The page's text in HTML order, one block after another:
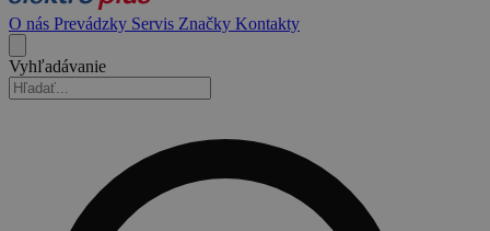
O nás Prevádzky Servis Značky Kontakty
Vyhľadávanie